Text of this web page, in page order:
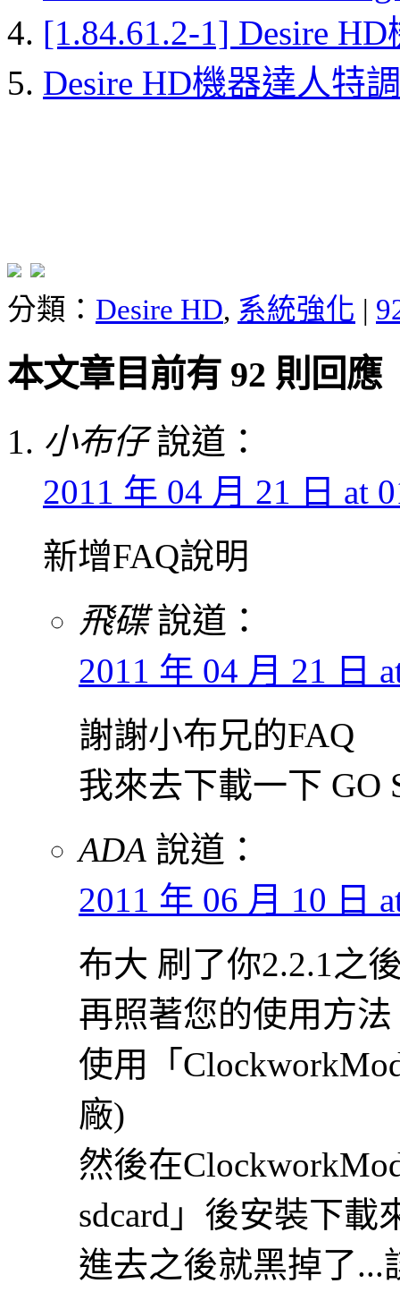
[1.84.61.2-1] Desire
Desire HD機器達人特
分類： Desire HD, 系統強化 |
本文章目前有 92 則回應
小布仔 說道：
2011 年 04 月 21 日 at
新增FAQ說明
飛碟 說道：
2011 年 04 月 21 日
謝謝小布兄的FAQ
我來去下載一下 GO
ADA 說道：
2011 年 06 月 10 日
布大 刷了你2.2.1之
再照著您的使用方法
使用「
廠)
然後在
sdcard」後安裝下載
進去之後就黑掉了...